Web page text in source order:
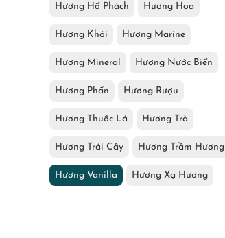
Hương Hổ Phách Hương Hoa
Hương Khói Hương Marine
Hương Mineral Hương Nước Biển
Hương Phấn Hương Rượu
Hương Thuốc Lá Hương Trà
Hương Trái Cây Hương Trầm Hương
Hương Vanilla Hương Xạ Hương